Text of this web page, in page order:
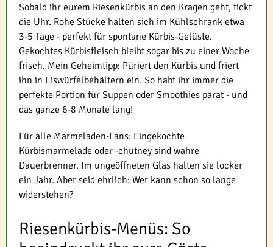
Sobald ihr eurem Riesenkürbis an den Kragen geht, tickt
die Uhr. Rohe Stücke halten sich im Kühlschrank etwa
3-5 Tage - perfekt für spontane Kürbis-Gelüste.
Gekochtes Kürbisfleisch bleibt sogar bis zu einer Woche
frisch. Mein Geheimtipp: Püriert den Kürbis und friert
ihn in Eiswürfelbehältern ein. So habt ihr immer die
perfekte Portion für Suppen oder Smoothies parat - und
das ganze 6-8 Monate lang!
Für alle Marmeladen-Fans: Eingekochte
Kürbismarmelade oder -chutney sind wahre
Dauerbrenner. Im ungeöffneten Glas halten sie locker
ein Jahr. Aber seid ehrlich: Wer kann schon so lange
widerstehen?
Riesenkürbis-Menüs: So